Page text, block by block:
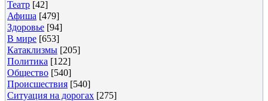
Театр [42]
Афиша [479]
Здоровье [94]
В мире [653]
Катаклизмы [205]
Политика [122]
Общество [540]
Происшествия [540]
Ситуация на дорогах [275]